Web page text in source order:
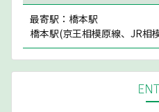
最寄駅：橋本駅
橋本駅(京王相模原線、JR相